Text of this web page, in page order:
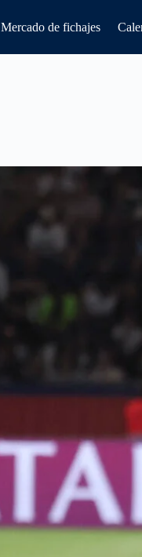
Mercado de fichajes